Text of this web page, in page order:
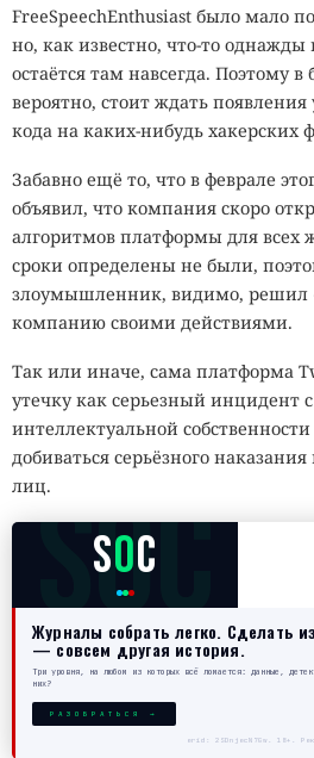
FreeSpeechEnthusiast было мало
но, как известно, что-то
остаётся там навсегда. Поэтому
вероятно, стоит ждать
кода на каких-нибудь хакерских
Забавно ещё то, что в феврале
объявил, что компания скоро
алгоритмов платформы для
сроки определены не были,
злоумышленник, видимо, решил
компанию своими действиями.
Так или иначе, сама платформа
утечку как серьезный инцидент
интеллектуальной собственности
добиваться серьёзного
лиц.SOC
SOC
Журналы собрать легко. Сделать
— совсем другая история.
Три уровня, на любом из которых всё ломается: данные,
них?
РАЗОБРАТЬСЯ →
erid: 2SDnjecN7Gw. 18+.